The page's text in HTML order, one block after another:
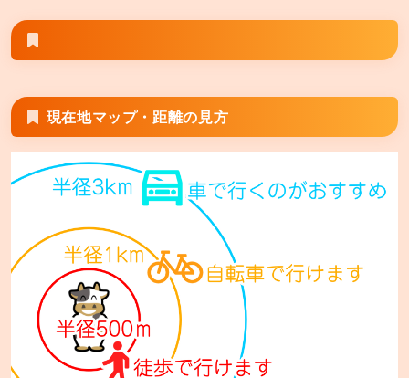
あみやき亭 津白塚店
三重県鈴鹿市算所町410-1
あみやき亭 四日市久保田店
三重県四日市市久保田2丁目10-5
あみやき亭 桑名江場店
三重県桑名市江場1455-1
あみやき亭 桑名大山田店
三重県桑名市大字五反田字口山1823
現在地マップ・距離の見方